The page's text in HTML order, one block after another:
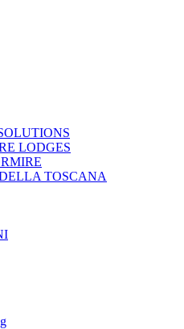
LODGES
TOSCANA